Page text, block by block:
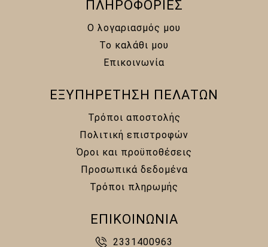
ΠΛΗΡΟΦΟΡΙΕΣ
Ο λογαριασμός μου
Το καλάθι μου
Επικοινωνία
ΕΞΥΠΗΡΕΤΗΣΗ ΠΕΛΑΤΩΝ
Τρόποι αποστολής
Πολιτική επιστροφών
Όροι και προϋποθέσεις
Προσωπικά δεδομένα
Τρόποι πληρωμής
ΕΠΙΚΟΙΝΩΝΙΑ
2331400963